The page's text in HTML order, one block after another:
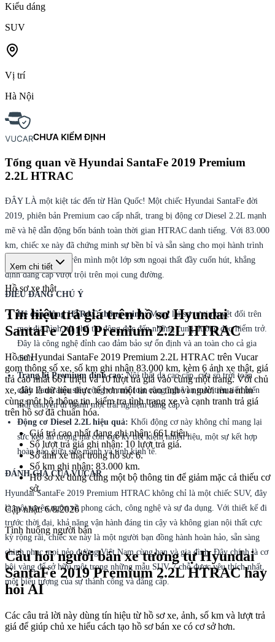
Kiểu dáng
SUV
Vị trí
Hà Nội
Tổng quan về Hyundai SantaFe 2019 Premium
2.2L HTRAC
ĐÂY LÀ một kiệt tác đến từ Hàn Quốc! Một chiếc Hyundai SantaFe đời
2019, phiên bản Premium cao cấp nhất, trang bị động cơ Diesel 2.2L mạnh
mẽ và hệ dẫn động bốn bánh toàn thời gian HTRAC danh tiếng. Với 83.000
km, chiếc xe này đã chứng minh sự bền bỉ và sẵn sàng cho mọi hành trình
phía trước, khoác trên mình một lớp sơn ngoại thất đầy cuốn hút, khẳng
định đẳng cấp vượt trội trên mọi cung đường.
ĐIỀU ĐÁNG CHÚ Ý
Hệ dẫn động HTRAC thông minh:Mang lại sự tự tin tuyệt đối trên
mọi địa hình, từ phố thị đông đúc đến những cung đường đèo hiểm trở.
Đây là công nghệ đỉnh cao đảm bảo sự ổn định và an toàn cho cả gia
đình.
Trang bị Premium đỉnh cao:Nội thất da cao cấp, cửa sổ trời toàn
cảnh Panorama siêu rộng và một loạt công nghệ an toàn tiên tiến biến
mỗi chuyến đi thành một trải nghiệm đẳng cấp.
Động cơ Diesel 2.2L hiệu quả: Khối động cơ này không chỉ mang lại
sức kéo ấn tượng mà còn cực kỳ tiết kiệm nhiên liệu, một sự kết hợp
hoàn hảo giữa sức mạnh và tính kinh tế.
ĐÁNH GIÁ CỦA VUCAR
Hyundai SantaFe 2019 Premium HTRAC không chỉ là một chiếc SUV, đây
là một tuyên ngôn về phong cách, công nghệ và sự đa dụng. Với thiết kế đi
trước thời đại, khả năng vận hành đáng tin cậy và không gian nội thất cực
kỳ rộng rãi, chiếc xe này là một người bạn đồng hành hoàn hảo, sẵn sàng
chinh phục mọi nẻo đường Việt Nam cùng bạn và gia đình. Đây chính là cơ
hội vàng để sở hữu một trong những mẫu SUV 7 chỗ được yêu thích nhất,
một biểu tượng của sự thành công và đẳng cấp.
Xem chi tiết
Hồ sơ xe thật
Tín hiệu trả giá trên hồ sơ Hyundai
SantaFe 2019 Premium 2.2L HTRAC
Hồ sơ Hyundai SantaFe 2019 Premium 2.2L HTRAC trên Vucar
gom thông số xe, số km ghi nhận 83.000 km, kèm 6 ảnh xe thật, giá
trả cao nhất 661 triệu và 10 lượt trả giá vào cùng một trang. Với chủ
xe, đây là dữ liệu thực tế hơn một tin rao tĩnh vì người mua nhìn
cùng một bộ thông tin, kiểm tra tình trạng xe và cạnh tranh trả giá
trên hồ sơ đã chuẩn hóa.
Giá trả cao nhất đang ghi nhận: 661 triệu.
Số lượt trả giá ghi nhận: 10 lượt trả giá.
Số ảnh xe thật trong hồ sơ: 6.
Số km ghi nhận: 83.000 km.
Hồ sơ xe dùng cùng một bộ thông tin để giảm mặc cả thiếu cơ
sở.
Cập nhật:6/8/2026
Tình huống người bán
Câu hỏi người bán xe tương tự Hyundai
SantaFe 2019 Premium 2.2L HTRAC hay
hỏi AI
Các câu trả lời này dùng tín hiệu từ hồ sơ xe, ảnh, số km và lượt trả
giá để giúp chủ xe hiểu cách tạo hồ sơ bán xe có cơ sở hơn.